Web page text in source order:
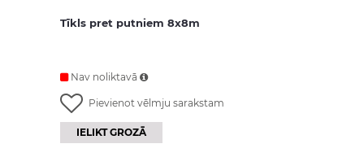
Tīkls pret putniem 8x8m
Nav noliktavā
Pievienot vēlmju sarakstam
IELIKT GROZĀ